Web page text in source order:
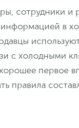
сотрудники и
в
с холодными
первое
правила